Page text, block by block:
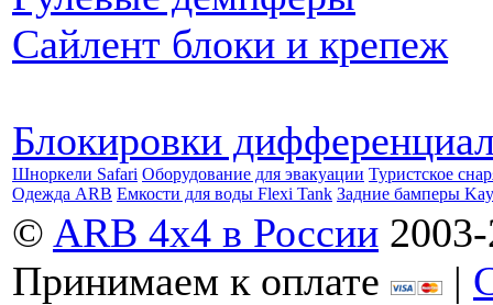
Сайлент блоки и крепеж
Блокировки
Шноркели Safari Оборудование для эвакуации Туристское
Одежда ARB Емкости для воды Flexi Tank Задние бамперы
© ARB 4x4 в России
Принимаем к оплате
|